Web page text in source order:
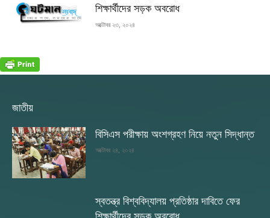
শিক্ষার্থীদের সড়ক অবরোধ
অক্টোবর ২৩, ২০২৪
জাতীয়
বিসিএস পরীক্ষায় অংশগ্রহণ নিয়ে নতুন সিদ্ধান্ত
অক্টোবর ২৪, ২০২৪
স্বতন্ত্র বিশ্ববিদ্যালয় প্রতিষ্ঠার দাবিতে ফের